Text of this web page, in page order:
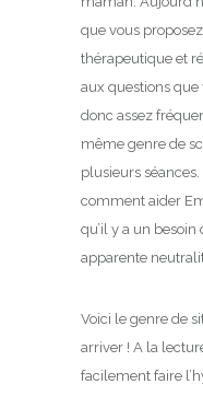
que vous
thérapeutique et
aux questions que
donc assez
même genre de
plusieurs
comment aider
qu’il y a un besoin
apparente
Voici le genre de
arriver ! A la
facilement faire